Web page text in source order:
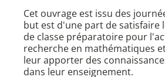
Cet ouvrage est issu des
but est d'une part de satisfaire
de classe préparatoire pour
recherche en mathématiques
leur apporter des
dans leur enseignement.